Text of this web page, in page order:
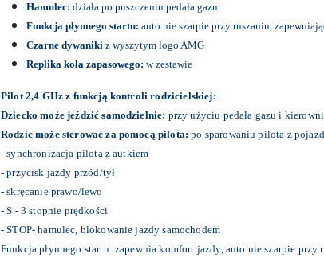
Hamulec: działa po puszczeniu pedała gazu
Funkcja płynnego startu: auto nie szarpie przy ruszaniu,
Czarne dywaniki z wyszytym logo AMG
Replika koła zapasowego: w zestawie
Pilot 2,4 GHz z funkcją kontroli rodzicielskiej:
Dziecko może jeździć samodzielnie: przy użyciu pedała gazu i
Rodzic może sterować za pomocą pilota: po sparowaniu pilota z
- synchronizacja pilota z autkiem
- przycisk jazdy przód/tył
- skręcanie prawo/lewo
- S - 3 stopnie prędkości
- STOP- hamulec, blokowanie jazdy samochodem
Funkcja płynnego startu: zapewnia komfort jazdy, auto nie szarpie przy